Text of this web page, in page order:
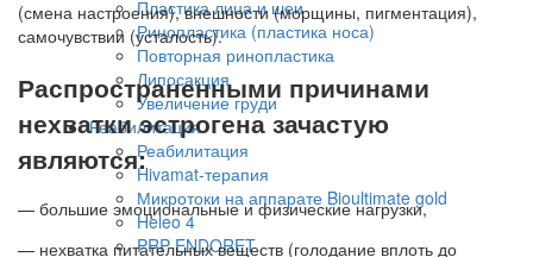
Пластика лица и шеи
Ринопластика (пластика носа)
Повторная ринопластика
Липосакция
Увеличение груди
Реабилитация
Реабилитация
Hivamat-терапия
Микротоки на аппарате Bioultimate gold
Heleo 4
PRP ENDORET
(смена настроения), внешности (морщины, пигментация),
самочувствии (усталость).
Распространенными причинами
нехватки эстрогена зачастую
являются:
— большие эмоциональные и физические нагрузки,
— нехватка питательных веществ (голодание вплоть до